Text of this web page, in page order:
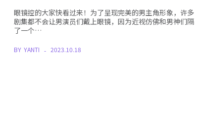
眼镜控的大家快看过来！为了呈现完美的男主角形象，许多
剧集都不会让男演员们戴上眼镜，因为近视仿佛和男神们隔
了一个…
BY YANTI 2023.10.18